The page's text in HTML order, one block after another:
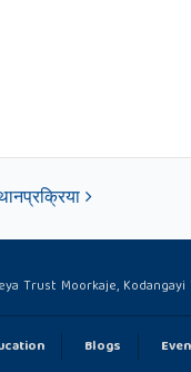
Trust Moorkaje, Kodangayi
Blogs